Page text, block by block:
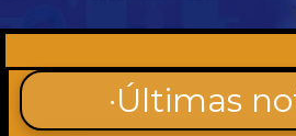
·Últimas